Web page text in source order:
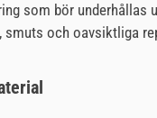
som bör underhållas
och oavsiktliga